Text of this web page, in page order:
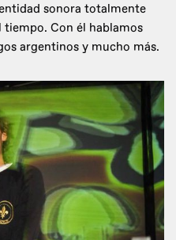
sonora totalmente
tiempo. Con él hablamos
argentinos y mucho más.